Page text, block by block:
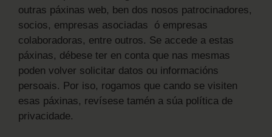
outras páxinas web, ben dos nosos patrocinadores,
socios, empresas asociadas ó empresas
colaboradoras, entre outros. Se accede a estas
páxinas, débese ter en conta que nas mesmas
poden volver solicitar datos ou informacións
persoais. Por iso, rogamos que cando se visiten
esas páxinas, revísese tamén a súa política de
privacidade.